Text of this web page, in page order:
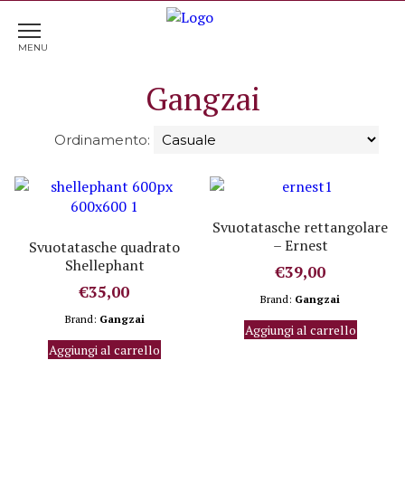
Gangzai
Svuotatasche quadrato
Shellephant
€35,00
Brand: Gangzai
Aggiungi al carrello
Svuotatasche rettangolare
– Ernest
€39,00
Brand: Gangzai
Aggiungi al carrello